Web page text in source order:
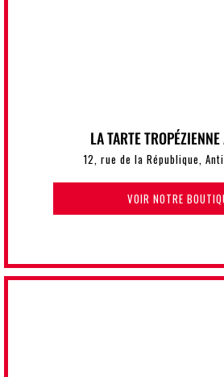
LA TARTE
12, rue de la République,
VOIR NOTRE